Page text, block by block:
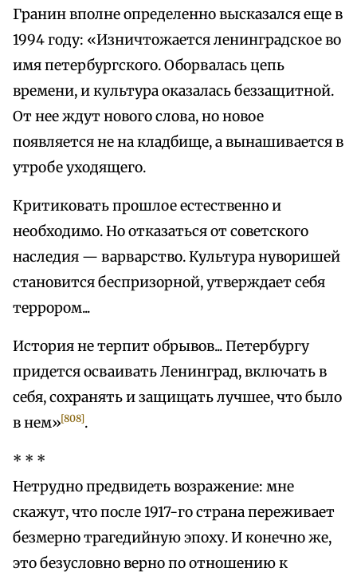
Гранин вполне определенно высказался еще в
1994 году: «Изничтожается ленинградское во
имя петербургского. Оборвалась цепь
времени, и культура оказалась беззащитной.
От нее ждут нового слова, но новое
появляется не на кладбище, а вынашивается в
утробе уходящего.
Критиковать прошлое естественно и
необходимо. Но отказаться от советского
наследия — варварство. Культура нуворишей
становится беспризорной, утверждает себя
террором...
История не терпит обрывов... Петербургу
придется осваивать Ленинград, включать в
себя, сохранять и защищать лучшее, что было
в нем»[808].
* * *
Нетрудно предвидеть возражение: мне
скажут, что после 1917-го страна переживает
безмерно трагедийную эпоху. И конечно же,
это безусловно верно по отношению к